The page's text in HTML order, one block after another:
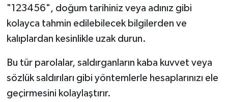
"123456", doğum tarihiniz veya adınız gibi
kolayca tahmin edilebilecek bilgilerden ve
kalıplardan kesinlikle uzak durun.
Bu tür parolalar, saldırganların kaba kuvvet veya
sözlük saldırıları gibi yöntemlerle hesaplarınızı ele
geçirmesini kolaylaştırır.